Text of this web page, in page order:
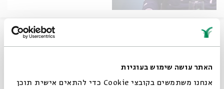
האתר עושה שימוש בעוגיות
אנחנו משתמשים בקובצי Cookie כדי להתאים אישית תוכן
A journey into the world of the queen of fruit and her
magnificent tree, a crop that stretches across